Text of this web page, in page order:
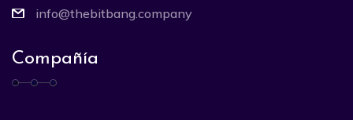
info@thebitbang.company
Compañía